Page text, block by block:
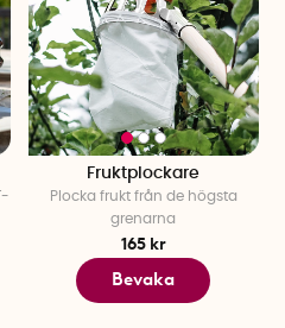
Fruktplockare
Plocka frukt från de högsta
grenarna
165 kr
Bevaka